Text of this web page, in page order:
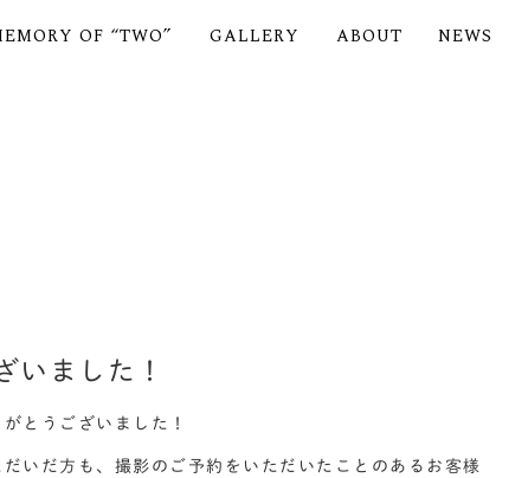
OF “TWO” GALLERY ABOUT NEWS
いました！
とうございました！
いだ方も、撮影のご予約をいただいたことのあるお客様